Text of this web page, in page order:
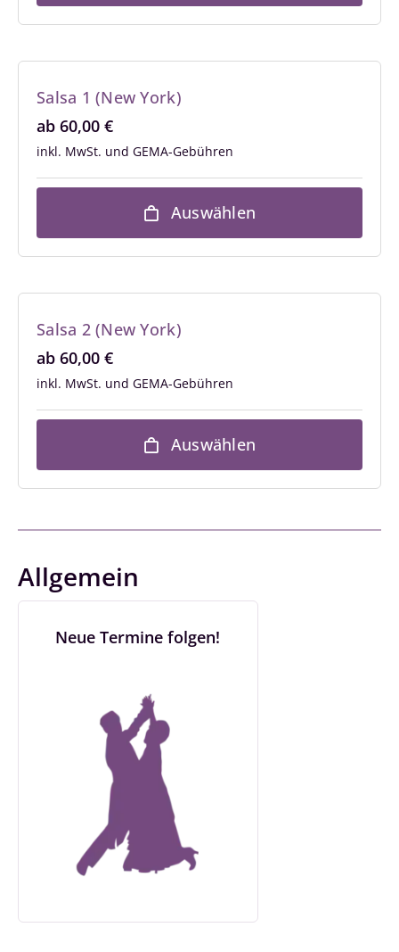
Salsa 1 (New York)
ab 60,00 €
inkl. MwSt.
Auswählen
Salsa 2 (New York)
ab 60,00 €
inkl. MwSt.
Auswählen
Allgemein
Neue Termine folgen!